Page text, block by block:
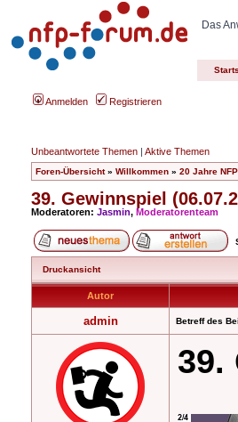
Das
Anmelden Registrieren
Unbeantwortete Themen | Aktive Themen
Foren-Übersicht» Willkommen » 20 Jahre
39. Gewinnspiel
Moderatoren: Jasmin, Moderatorenteam
Druckansicht
Autor
admin Betreff des
39.